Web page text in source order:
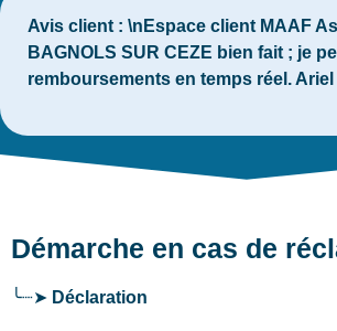
Avis client : \nEspace client MAAF
BAGNOLS SUR CEZE bien fait ; je
remboursements en temps réel. Ariel
Démarche en cas de
╰┈➤ Déclaration